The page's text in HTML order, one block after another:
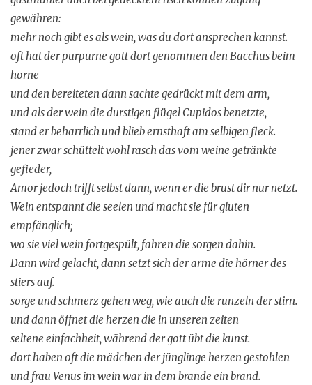
gewähren:
mehr noch gibt es als wein, was du dort ansprechen kannst.
oft hat der purpurne gott dort genommen den Bacchus beim
horne
und den bereiteten dann sachte gedrückt mit dem arm,
und als der wein die durstigen flügel Cupidos benetzte,
stand er beharrlich und blieb ernsthaft am selbigen fleck.
jener zwar schüttelt wohl rasch das vom weine getränkte
gefieder,
Amor jedoch trifft selbst dann, wenn er die brust dir nur netzt.
Wein entspannt die seelen und macht sie für gluten
empfänglich;
wo sie viel wein fortgespült, fahren die sorgen dahin.
Dann wird gelacht, dann setzt sich der arme die hörner des
stiers auf.
sorge und schmerz gehen weg, wie auch die runzeln der stirn.
und dann öffnet die herzen die in unseren zeiten
seltene einfachheit, während der gott übt die kunst.
dort haben oft die mädchen der jünglinge herzen gestohlen
und frau Venus im wein war in dem brande ein brand.